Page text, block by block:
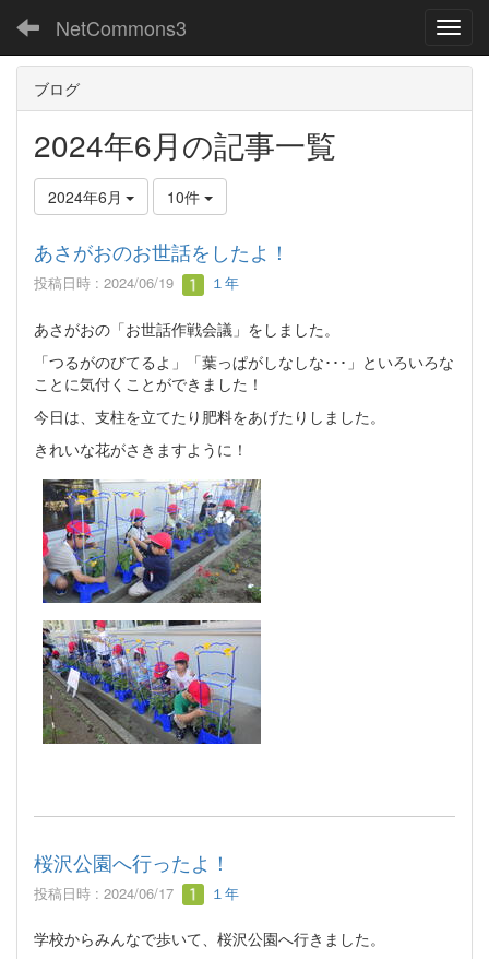
NetCommons3
ブログ
2024年6月の記事一覧
2024年6月 10件
あさがおのお世話をしたよ！
投稿日時 : 2024/06/19 １年
あさがおの「お世話作戦会議」をしました。
「つるがのびてるよ」「葉っぱがしなしな･･･」といろいろな
ことに気付くことができました！
今日は、支柱を立てたり肥料をあげたりしました。
きれいな花がさきますように！
桜沢公園へ行ったよ！
投稿日時 : 2024/06/17 １年
学校からみんなで歩いて、桜沢公園へ行きました。